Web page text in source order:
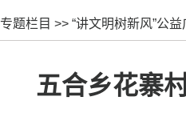
专题栏目 >> “讲文明树新风”公益
五合乡花寨